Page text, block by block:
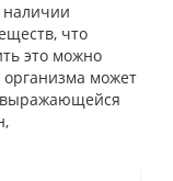
наличии
что
это можно
может
выражающейся